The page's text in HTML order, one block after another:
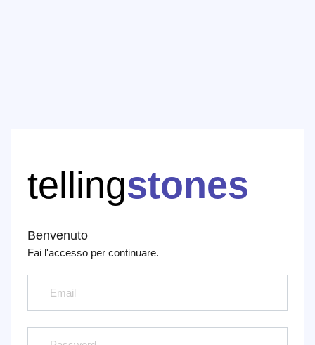
tellingstones
Benvenuto
Fai l'accesso per continuare.